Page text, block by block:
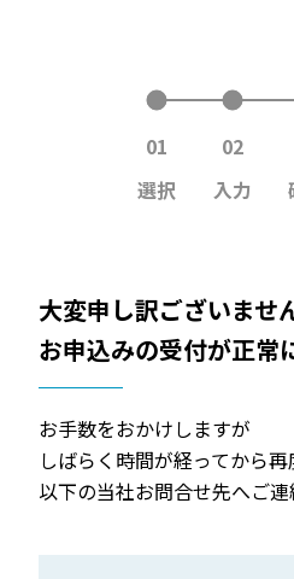
01
選択
02
入力
大変申し訳ございませ
お申込みの受付が正常
お手数をおかけしますが
しばらく時間が経ってから
以下の当社お問合せ先へご